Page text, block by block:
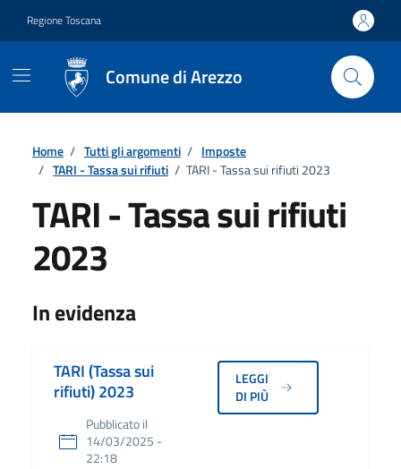
Regione Toscana
Comune di Arezzo
Home / Tutti gli argomenti / Imposte
/ TARI - Tassa sui rifiuti / TARI - Tassa sui rifiuti 2023
TARI - Tassa sui rifiuti
2023
Dettagli
In evidenza
TARI (Tassa sui
rifiuti) 2023
Pubblicato il
14/03/2025 -
22:18
LEGGI
DI PIÙ